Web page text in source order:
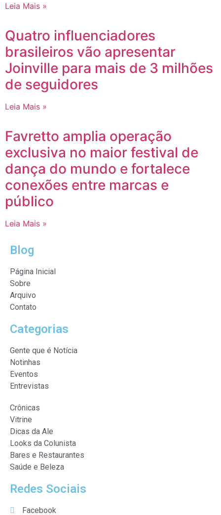
Leia Mais »
Quatro influenciadores
brasileiros vão apresentar
Joinville para mais de 3 milhões
de seguidores
Leia Mais »
Favretto amplia operação
exclusiva no maior festival de
dança do mundo e fortalece
conexões entre marcas e
público
Leia Mais »
Blog
Página Inicial
Sobre
Arquivo
Contato
Categorias
Gente que é Notícia
Notinhas
Eventos
Entrevistas
Crônicas
Vitrine
Dicas da Ale
Looks da Colunista
Bares e Restaurantes
Saúde e Beleza
Redes Sociais
Facebook